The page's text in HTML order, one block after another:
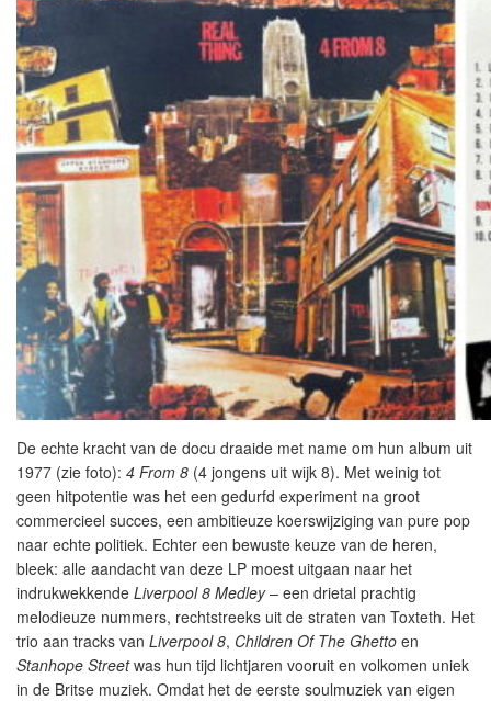
De echte kracht van de docu draaide met name om hun album uit
1977 (zie foto): 4 From 8 (4 jongens uit wijk 8). Met weinig tot
geen hitpotentie was het een gedurfd experiment na groot
commercieel succes, een ambitieuze koerswijziging van pure pop
naar echte politiek. Echter een bewuste keuze van de heren,
bleek: alle aandacht van deze LP moest uitgaan naar het
indrukwekkende Liverpool 8 Medley– een drietal prachtig
melodieuze nummers, rechtstreeks uit de straten van Toxteth. Het
trio aan tracks van Liverpool 8, Children Of The Ghetto en
Stanhope Streetwas hun tijd lichtjaren vooruit en volkomen uniek
in de Britse muziek. Omdat het de eerste soulmuziek van eigen